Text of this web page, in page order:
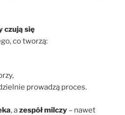
czują się
co tworzą:
prowadzą proces.
, azespół milczy – nawet